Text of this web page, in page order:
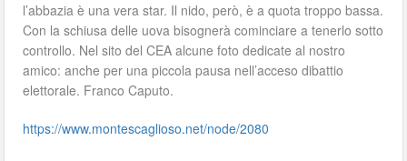
l’abbazia è una vera star. Il nido, però, è a quota troppo bassa.
Con la schiusa delle uova bisognerà cominciare a tenerlo sotto
controllo. Nel sito del CEA alcune foto dedicate al nostro
amico: anche per una piccola pausa nell’acceso dibattio
elettorale. Franco Caputo.
https://www.montescaglioso.net/node/2080